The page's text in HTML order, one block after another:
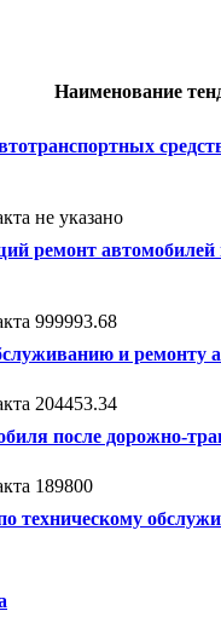
Наименование
не указано
ремонт
999993.68
и ремонту
204453.34
после дорожно-
189800
техническому